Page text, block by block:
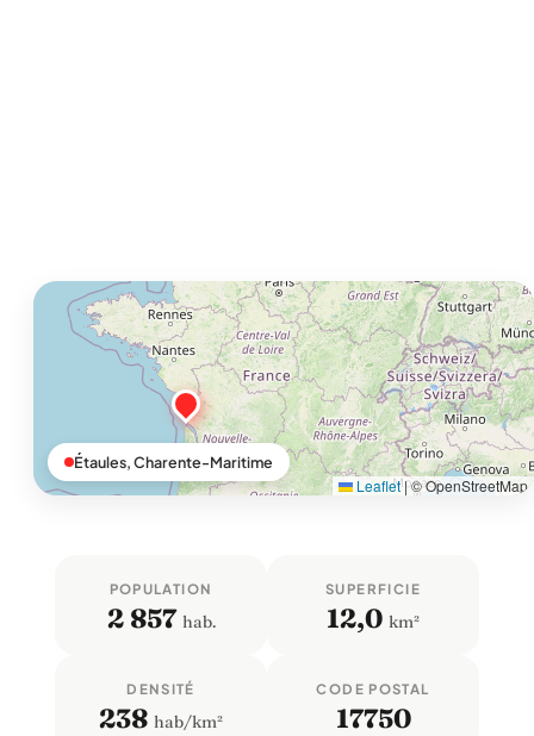
Leaflet |© OpenStreetMap
Étaules, Charente-Maritime
POPULATION
2 857 hab.
SUPERFICIE
12,0 km²
DENSITÉ
238 hab/km²
CODE POSTAL
17750